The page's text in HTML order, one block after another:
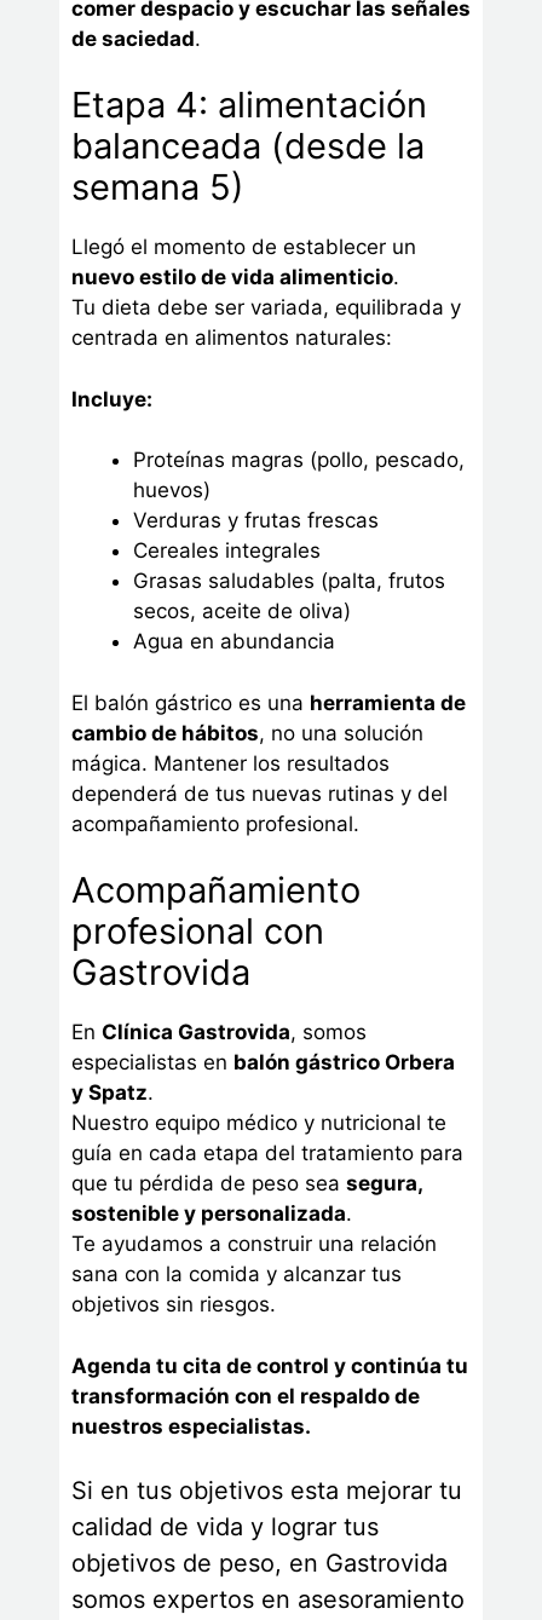
comer despacio y escuchar las señales
de saciedad.
Etapa 4: alimentación
balanceada (desde la
semana 5)
Llegó el momento de establecer un
nuevo estilo de vida alimenticio.
Tu dieta debe ser variada, equilibrada y
centrada en alimentos naturales:
Incluye:
Proteínas magras (pollo, pescado,
huevos)
Verduras y frutas frescas
Cereales integrales
Grasas saludables (palta, frutos
secos, aceite de oliva)
Agua en abundancia
El balón gástrico es una herramienta de
cambio de hábitos, no una solución
mágica. Mantener los resultados
dependerá de tus nuevas rutinas y del
acompañamiento profesional.
Acompañamiento
profesional con
Gastrovida
En Clínica Gastrovida, somos
especialistas en balón gástrico Orbera
y Spatz.
Nuestro equipo médico y nutricional te
guía en cada etapa del tratamiento para
que tu pérdida de peso sea segura,
sostenible y personalizada.
Te ayudamos a construir una relación
sana con la comida y alcanzar tus
objetivos sin riesgos.
Agenda tu cita de control y continúa tu
transformación con el respaldo de
nuestros especialistas.
Si en tus objetivos esta mejorar tu
calidad de vida y lograr tus
objetivos de peso, en Gastrovida
somos expertos en asesoramiento